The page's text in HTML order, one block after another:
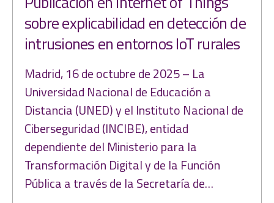
sobre explicabilidad en detección de
intrusiones en entornos IoT rurales
Madrid, 16 de octubre de 2025 – La
Universidad Nacional de Educación a
Distancia (UNED) y el Instituto Nacional de
Ciberseguridad (INCIBE), entidad
dependiente del Ministerio para la
Transformación Digital y de la Función
Pública a través de la Secretaría de…